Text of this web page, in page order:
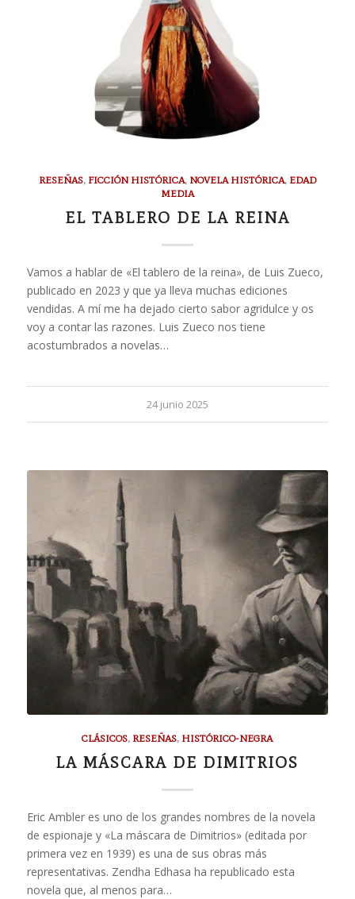
RESEÑAS, FICCIÓN HISTÓRICA, NOVELA HISTÓRICA, EDAD
MEDIA
EL TABLERO DE LA REINA
Vamos a hablar de «El tablero de la reina», de Luis Zueco,
publicado en 2023 y que ya lleva muchas ediciones
vendidas. A mí me ha dejado cierto sabor agridulce y os
voy a contar las razones. Luis Zueco nos tiene
acostumbrados a novelas…
24 junio 2025
CLÁSICOS, RESEÑAS, HISTÓRICO-NEGRA
LA MÁSCARA DE DIMITRIOS
Eric Ambler es uno de los grandes nombres de la novela
de espionaje y «La máscara de Dimitrios» (editada por
primera vez en 1939) es una de sus obras más
representativas. Zendha Edhasa ha republicado esta
novela que, al menos para…